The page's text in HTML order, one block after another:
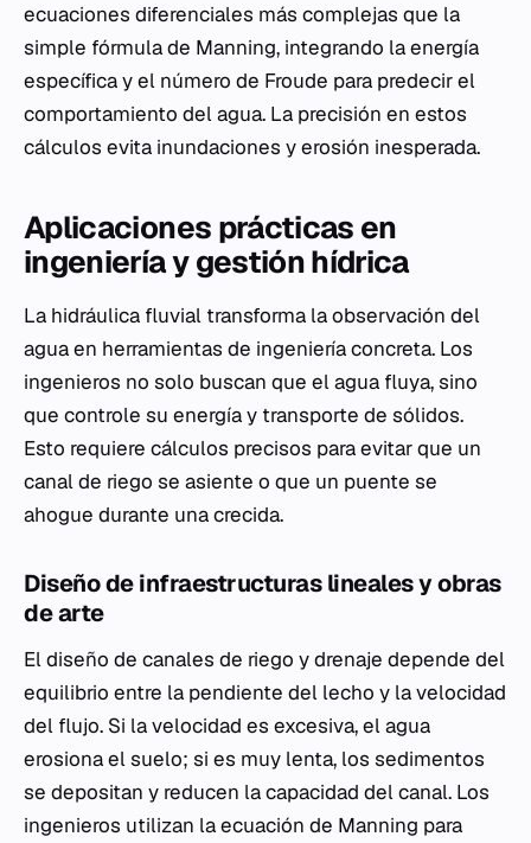
ecuaciones diferenciales más complejas que la
simple fórmula de Manning, integrando la energía
específica y el número de Froude para predecir el
comportamiento del agua. La precisión en estos
cálculos evita inundaciones y erosión inesperada.
Aplicaciones prácticas en
ingeniería y gestión hídrica
La hidráulica fluvial transforma la observación del
agua en herramientas de ingeniería concreta. Los
ingenieros no solo buscan que el agua fluya, sino
que controle su energía y transporte de sólidos.
Esto requiere cálculos precisos para evitar que un
canal de riego se asiente o que un puente se
ahogue durante una crecida.
Diseño de infraestructuras lineales y obras
de arte
El diseño de canales de riego y drenaje depende del
equilibrio entre la pendiente del lecho y la velocidad
del flujo. Si la velocidad es excesiva, el agua
erosiona el suelo; si es muy lenta, los sedimentos
se depositan y reducen la capacidad del canal. Los
ingenieros utilizan la ecuación de Manning para